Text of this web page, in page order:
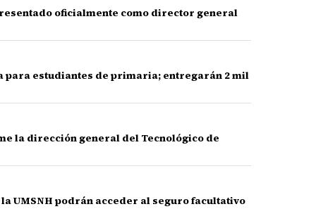
oficialmente como director general
para estudiantes de primaria; entregarán 2 mil
la dirección general del Tecnológico de
UMSNH podrán acceder al seguro facultativo